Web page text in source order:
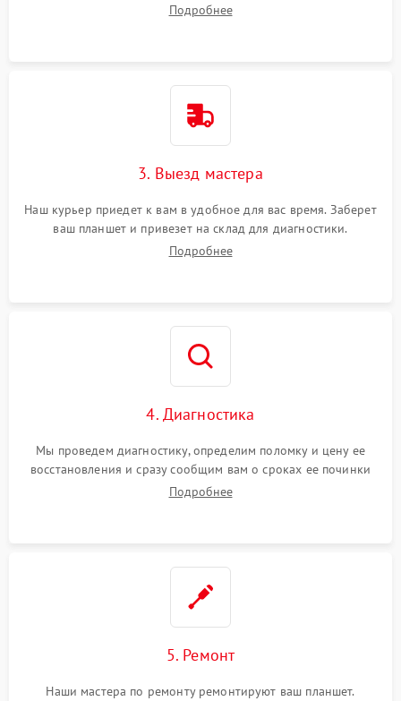
Подробнее
3. Выезд мастера
Наш курьер приедет к вам в удобное для вас время. Заберет
ваш планшет и привезет на склад для диагностики.
Подробнее
4. Диагностика
Мы проведем диагностику, определим поломку и цену ее
восстановления и сразу сообщим вам о сроках ее починки
Подробнее
5. Ремонт
Наши мастера по ремонту ремонтируют ваш планшет.